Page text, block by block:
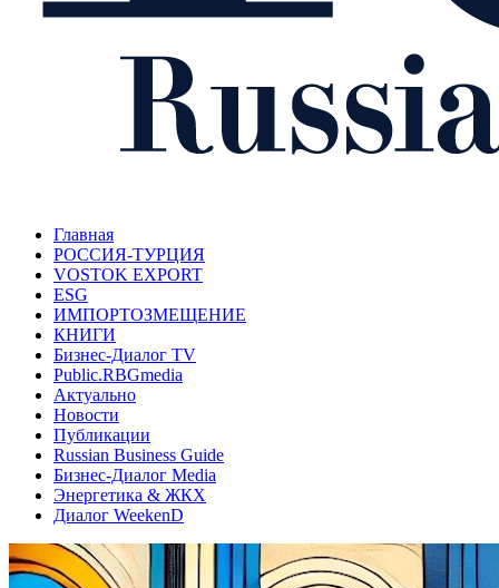
Главная
РОССИЯ-ТУРЦИЯ
VOSTOK EXPORT
ESG
ИМПОРТОЗМЕЩЕНИЕ
КНИГИ
Бизнес-Диалог TV
Public.RBGmedia
Актуально
Новости
Публикации
Russian Business Guide
Бизнес-Диалог Media
Энергетика & ЖКХ
Диалог WeekenD